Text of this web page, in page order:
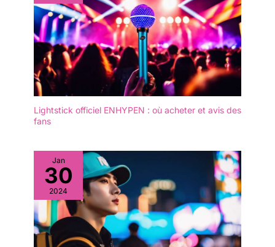
Lightstick officiel ENHYPEN : où acheter et avis des
fans
Jan
30
2024